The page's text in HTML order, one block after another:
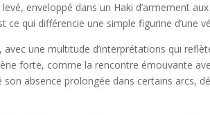
enveloppé dans un Haki d’armement
ce qui différencie une simple figurine d’une
avec une multitude d’interprétations qui
forte, comme la rencontre émouvante
son absence prolongée dans certains arcs,